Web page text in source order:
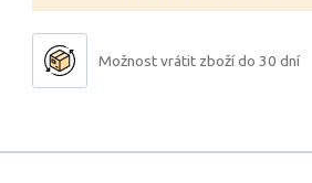
Možnost vrátit zboží do 30 dní